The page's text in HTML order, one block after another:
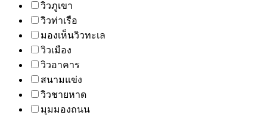
วิวภูเขา
วิวท่าเรือ
มองเห็นวิวทะเล
วิวเมือง
วิวอาคาร
สนามแข่ง
วิวชายหาด
มุมมองถนน